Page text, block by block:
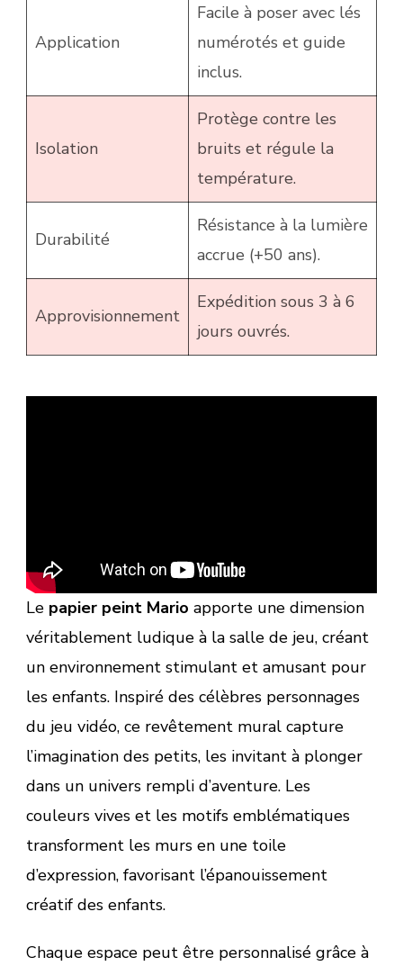
Application
Facile à poser avec lés
numérotés et guide
inclus.
Isolation
Protège contre les
bruits et régule la
température.
Durabilité
Résistance à la lumière
accrue (+50 ans).
Approvisionnement
Expédition sous 3 à 6
jours ouvrés.
Le papier peint Mario apporte une dimension
véritablement ludique à la salle de jeu, créant
un environnement stimulant et amusant pour
les enfants. Inspiré des célèbres personnages
du jeu vidéo, ce revêtement mural capture
l’imagination des petits, les invitant à plonger
dans un univers rempli d’aventure. Les
couleurs vives et les motifs emblématiques
transforment les murs en une toile
d’expression, favorisant l’épanouissement
créatif des enfants.
Chaque espace peut être personnalisé grâce à